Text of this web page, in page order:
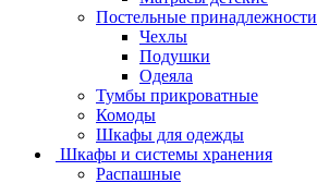
Постельные принадлежности
Чехлы
Подушки
Одеяла
Тумбы прикроватные
Комоды
Шкафы для одежды
Шкафы и системы хранения
Распашные